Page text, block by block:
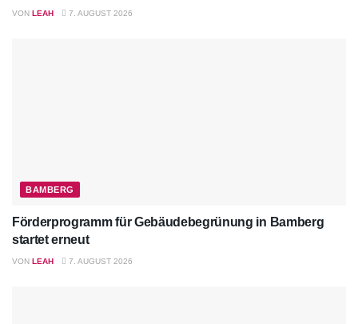
VON LEAH 7. AUGUST 2026
BAMBERG
Förderprogramm für Gebäudebegrünung in Bamberg
startet erneut
VON LEAH 7. AUGUST 2026